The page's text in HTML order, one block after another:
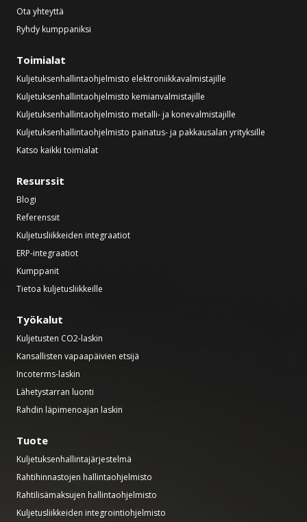
Ota yhteyttä
Ryhdy kumppaniksi
Toimialat
Kuljetuksenhallintaohjelmisto elektroniikkavalmistajille
Kuljetuksenhallintaohjelmisto kemianvalmistajille
Kuljetuksenhallintaohjelmisto metalli- ja konevalmistajille
Kuljetuksenhallintaohjelmisto painatus- ja pakkausalan yrityksille
Katso kaikki toimialat
Resurssit
Blogi
Referenssit
Kuljetusliikkeiden integraatiot
ERP-integraatiot
Kumppanit
Tietoa kuljetusliikkeille
Työkalut
Kuljetusten CO2-laskin
Kansallisten vapaapäivien etsijä
Incoterms-laskin
Lähetystarran luonti
Rahdin läpimenoajan laskin
Tuote
Kuljetuksenhallintajärjestelmä
Rahtihinnastojen hallintaohjelmisto
Rahtilisämaksujen hallintaohjelmisto
Kuljetusliikkeiden integrointiohjelmisto